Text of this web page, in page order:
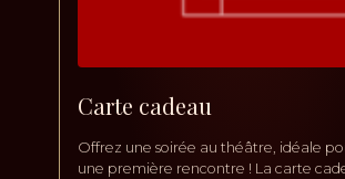
Carte cadeau
Offrez une soirée au théâtre, idéale
une première rencontre ! La carte